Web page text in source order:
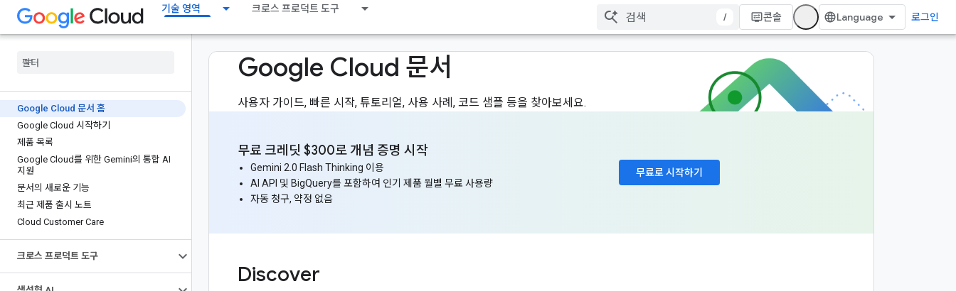
기술 영역 크로스 프로덕트 도구
/ 콘솔 로그인
Google Cloud 문서 홈
Google Cloud 시작하기
제품 목록
Google Cloud를 위한 Gemini의 통합 AI
지원
문서의 새로운 기능
최근 제품 출시 노트
Cloud Customer Care
크로스 프로덕트 도구
Google Cloud 문서
사용자 가이드, 빠른 시작, 튜토리얼, 사용 사례, 코드 샘플 등을 찾아보세요.
무료로 시작하기
무료 크레딧 $300로 개념 증명 시작
Gemini 2.0 Flash Thinking 이용
AI API 및 BigQuery를 포함하여 인기 제품 월별 무료 사용량
자동 청구, 약정 없음
Discover